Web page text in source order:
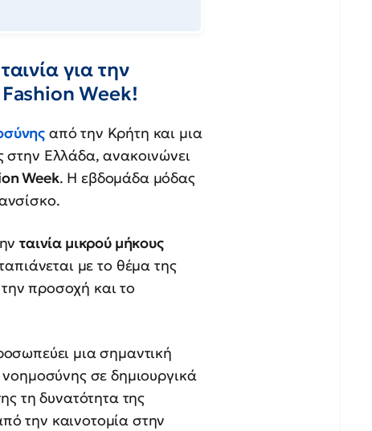
για την
Week!
από την Κρήτη και μια
στην Ελλάδα, ανακοινώνει
Week. Η εβδομάδα μόδας
ταινία μικρού μήκους
με το θέμα της
την προσοχή και το
μια σημαντική
σε δημιουργικά
τη δυνατότητα της
την καινοτομία στην